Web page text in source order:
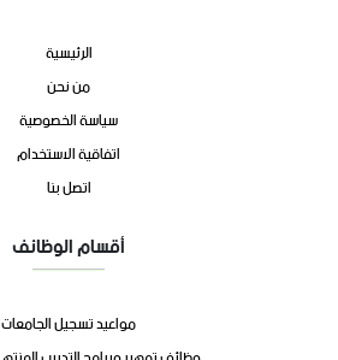
الرئيسية
من نحن
سياسة الخصوصية
اتفاقية الاستخدام
اتصل بنا
أقسام الوظائف
مواعيد تسجيل الجامعات